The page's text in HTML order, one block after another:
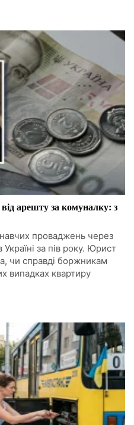
арешту за комуналку: з
проваджень через
за пів року. Юрист
чи справді боржникам
випадках квартиру